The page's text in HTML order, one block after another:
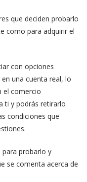
que deciden probarlo
como para adquirir el
con opciones
una cuenta real, lo
el comercio
ti y podrás retirarlo
condiciones que
para probarlo y
se comenta acerca de